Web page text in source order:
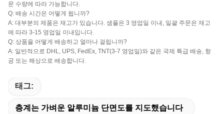
문 수량에 따라 가능합니다.
Q: 배송 시간은 어떻게 됩니까?
A: 대부분의 제품은 재고가 있습니다. 샘플은 3 영업일 이내, 일괄 주문은 재고
에 따라 3-15 영업일 이내입니다.
Q: 상품을 어떻게 배송하고 얼마나 걸립니까?
A: 일반적으로 DHL, UPS, FedEx, TNT(3-7 영업일)와 같은 국제 특급 배송, 항
공 또는 해상으로 배송합니다.
태그:
층계는 가벼운 알루미늄 단면도를 지도했습니다